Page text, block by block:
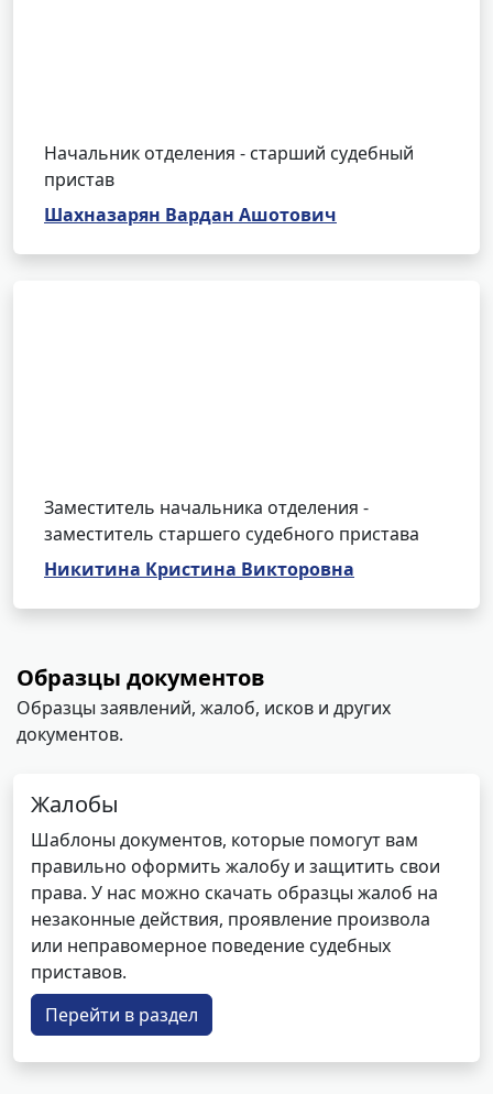
Начальник отделения - старший судебный
пристав
Шахназарян Вардан Ашотович
Заместитель начальника отделения -
заместитель старшего судебного пристава
Никитина Кристина Викторовна
Образцы документов
Образцы заявлений, жалоб, исков и других
документов.
Жалобы
Шаблоны документов, которые помогут вам
правильно оформить жалобу и защитить свои
права. У нас можно скачать образцы жалоб на
незаконные действия, проявление произвола
или неправомерное поведение судебных
приставов.
Перейти в раздел